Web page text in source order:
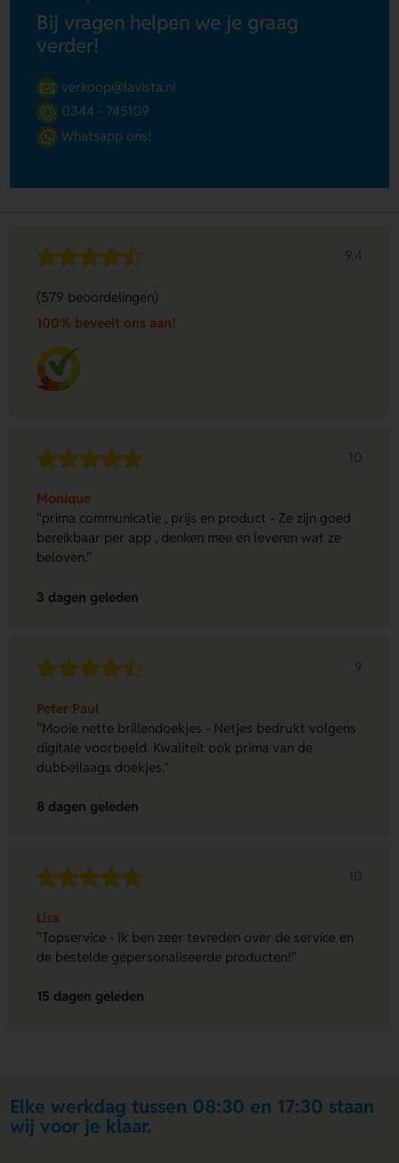
Bij vragen helpen we je graag
verder!
verkoop@lavista.nl
0344 - 745109
Whatsapp ons!
9.4
(579 beoordelingen)
100% beveelt ons aan!
10
Monique
"prima communicatie , prijs en product - Ze zijn goed
bereikbaar per app , denken mee en leveren wat ze
beloven."
3 dagen geleden
9
Peter Paul
"Mooie nette brillendoekjes - Netjes bedrukt volgens
digitale voorbeeld. Kwaliteit ook prima van de
dubbellaags doekjes."
8 dagen geleden
10
Lisa
"Topservice - Ik ben zeer tevreden over de service en
de bestelde gepersonaliseerde producten!"
15 dagen geleden
Elke werkdag tussen 08:30 en 17:30 staan
wij voor je klaar.